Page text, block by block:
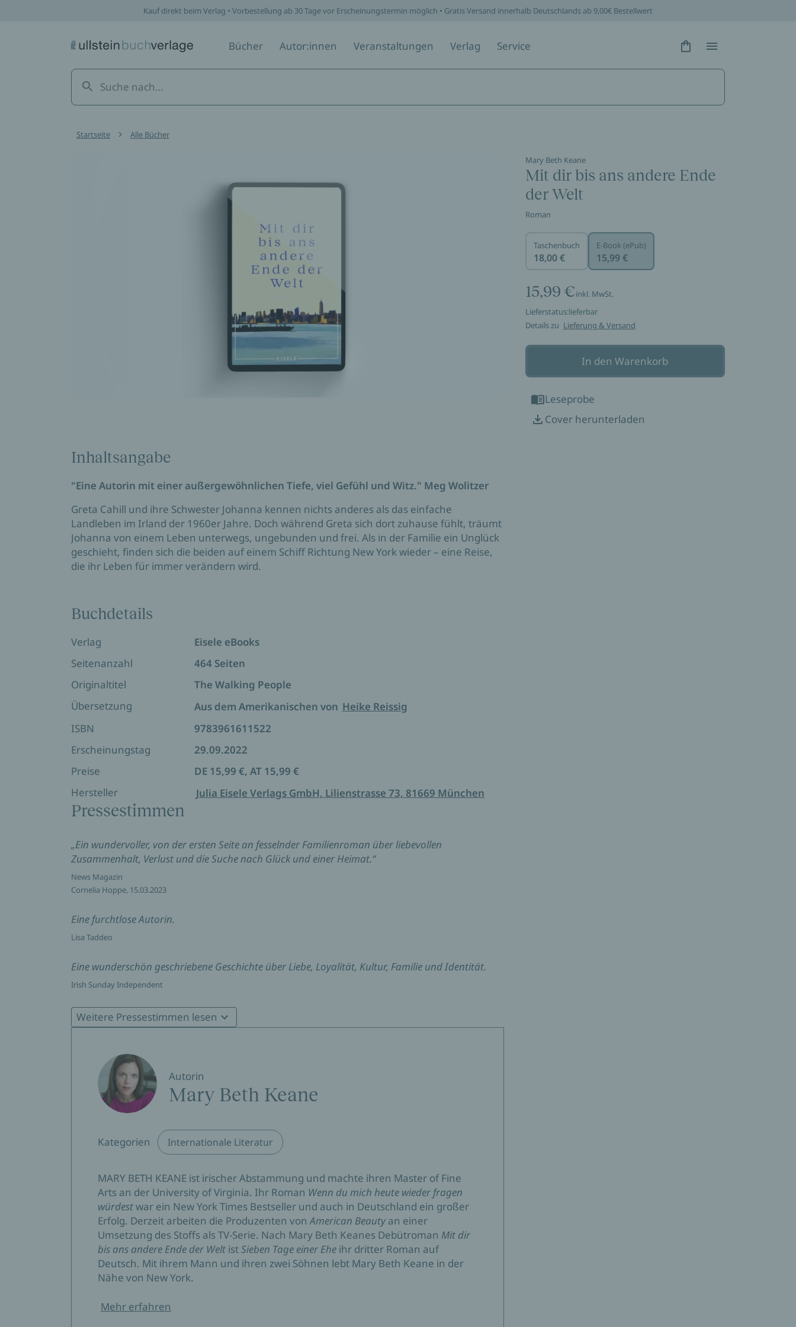
Kauf direkt beim Verlag • Vorbestellung ab 30 Tage vor Erscheinungstermin möglich • Gratis Versand innerhalb Deutschlands ab 9,00€ Bestellwert
Bücher Autor:innen Veranstaltungen Verlag Service Hidden Text
Hidden Text
Startseite Alle Bücher
Mary Beth Keane
Mit dir bis ans andere Ende
der Welt
Roman
Taschenbuch
18,00 €
E-Book (ePub)
15,99 €
15,99 €inkl. MwSt.
Lieferstatus:lieferbar
Details zu Lieferung & Versand
In den Warenkorb
Leseprobe
Cover herunterladen
Inhaltsangabe
"Eine Autorin mit einer außergewöhnlichen Tiefe, viel Gefühl und Witz." Meg Wolitzer
Greta Cahill und ihre Schwester Johanna kennen nichts anderes als das einfache
Landleben im Irland der 1960er Jahre. Doch während Greta sich dort zuhause fühlt, träumt
Johanna von einem Leben unterwegs, ungebunden und frei. Als in der Familie ein Unglück
geschieht, finden sich die beiden auf einem Schiff Richtung New York wieder – eine Reise,
die ihr Leben für immer verändern wird.
Buchdetails
Verlag
Eisele eBooks
Seitenanzahl
464 Seiten
Originaltitel
The Walking People
Übersetzung
Aus dem Amerikanischen von Heike Reissig
ISBN
9783961611522
Erscheinungstag
29.09.2022
Preise
DE 15,99 €, AT 15,99 €
Hersteller
Julia Eisele Verlags GmbH, Lilienstrasse 73, 81669 München
Pressestimmen
„Ein wundervoller, von der ersten Seite an fesselnder Familienroman über liebevollen
Zusammenhalt, Verlust und die Suche nach Glück und einer Heimat.“
News Magazin
Cornelia Hoppe, 15.03.2023
Eine furchtlose Autorin.
Lisa Taddeo
Eine wunderschön geschriebene Geschichte über Liebe, Loyalität, Kultur, Familie und Identität.
Irish Sunday Independent
Immersiv und zutiefst berührend.
Eine Autorin mit einer außergewöhnlichen Tiefe, viel Gefühl und Witz.
Meg Wolitzer
Fesselnd… fängt die windgepeitschte Düsternis der irischen Armut ebenso lebendig ein wie das
von dem man möchte, dass er nie endet.
Die Geschichte eines amerikanischen Traums, erzählt über Jahrzehnte, die die Leser mitnimmt
vom dörflichen Irland der 1950er in die Straßen New Yorks und wieder zurück.
Times Radio
Eine bewegende und mitreißende Geschichte, die die Leser von der Westküste Irlands nach
Amerika führt und einer Einwandererfamilie durch die verschiedenen Jahrzehnte folgt.
Culturefly
Ein fesselnder Roman – die einnehmenden Charaktere wachsen dem Leser ans Herz… Eine
Weitere Pressestimmen lesen
Autorin
Mary Beth Keane
Kategorien Internationale Literatur
MARY BETH KEANE ist irischer Abstammung und machte ihren Master of Fine
Arts an der University of Virginia. Ihr Roman Wenn du mich heute wieder fragen
würdestwar ein New York Times Bestseller und auch in Deutschland ein großer
Erfolg. Derzeit arbeiten die Produzenten vonAmerican Beautyan einer
Umsetzung des Stoffs als TV-Serie. Nach Mary Beth Keanes Debütroman Mit dir
bis ans andere Ende der Welt istSieben Tage einer Ehe ihr dritter Roman auf
Deutsch. Mit ihrem Mann und ihren zwei Söhnen lebt Mary Beth Keane in der
Nähe von New York.
Mehr erfahren